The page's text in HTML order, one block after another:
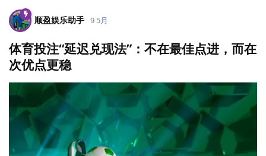
顺盈娱乐助手 9 5月
体育投注“延迟兑现法”：不在最佳点进，而在
次优点更稳